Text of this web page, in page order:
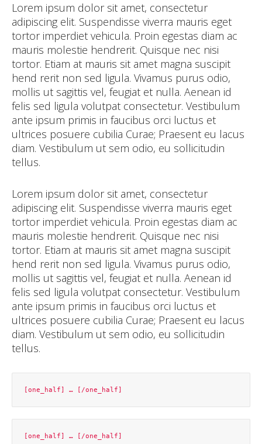
Lorem ipsum dolor sit amet, consectetur
adipiscing elit. Suspendisse viverra mauris eget
tortor imperdiet vehicula. Proin egestas diam ac
mauris molestie hendrerit. Quisque nec nisi
tortor. Etiam at mauris sit amet magna suscipit
hend rerit non sed ligula. Vivamus purus odio,
mollis ut sagittis vel, feugiat et nulla. Aenean id
felis sed ligula volutpat consectetur. Vestibulum
ante ipsum primis in faucibus orci luctus et
ultrices posuere cubilia Curae; Praesent eu lacus
diam. Vestibulum ut sem odio, eu sollicitudin
tellus.
Lorem ipsum dolor sit amet, consectetur
adipiscing elit. Suspendisse viverra mauris eget
tortor imperdiet vehicula. Proin egestas diam ac
mauris molestie hendrerit. Quisque nec nisi
tortor. Etiam at mauris sit amet magna suscipit
hend rerit non sed ligula. Vivamus purus odio,
mollis ut sagittis vel, feugiat et nulla. Aenean id
felis sed ligula volutpat consectetur. Vestibulum
ante ipsum primis in faucibus orci luctus et
ultrices posuere cubilia Curae; Praesent eu lacus
diam. Vestibulum ut sem odio, eu sollicitudin
tellus.